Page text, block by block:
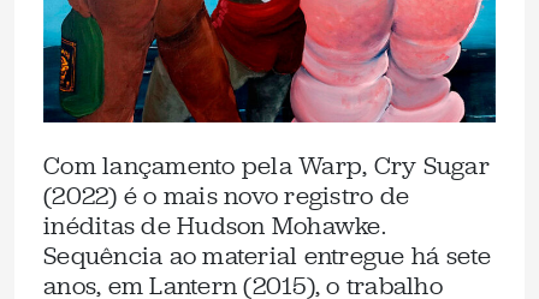
Com lançamento pela Warp, Cry Sugar
(2022) é o mais novo registro de
inéditas de Hudson Mohawke.
Sequência ao material entregue há sete
anos, em Lantern (2015), o trabalho